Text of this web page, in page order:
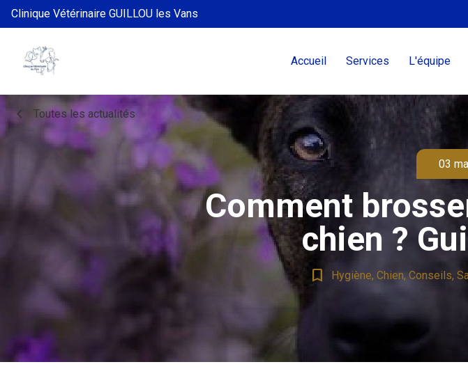
Clinique Vétérinaire GUILLOU les Vans
Accueil Services L'équipe
chevron_left Toutes les actualités
03
Comment
chien ?
bookmark_border Hygiène, Chien, Conseils,